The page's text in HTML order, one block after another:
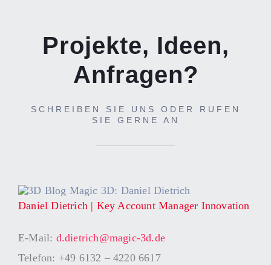
Projekte, Ideen,
Anfragen?
SCHREIBEN SIE UNS ODER RUFEN
SIE GERNE AN
Daniel Dietrich | Key Account Manager Innovation
E-Mail: d.dietrich@magic-3d.de
Telefon: +49 6132 – 4220 6617